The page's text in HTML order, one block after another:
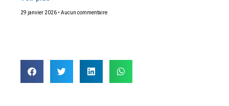
29 janvier 2026 Aucun commentaire